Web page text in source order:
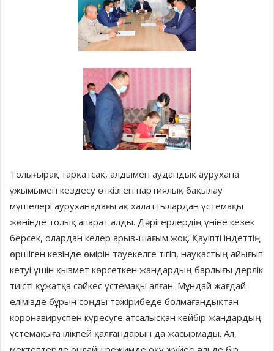
Толығырақ тарқатсақ, алдымен аудандық аурухана
ұжымымен кездесу өткізген партиялық бақылау
мүшелері ауруханадағы ақ халаттылардан үстемақы
жөнінде толық апарат алды. Дәрігерлердің үніне кезек
берсек, олардан келер арыз-шағым жоқ. Қауіпті індеттің
өршіген кезінде өмірін тәуекелге тігіп, науқастың айығып
кетуі үшін қызмет көрсеткен жандардың барлығы дерлік
тиісті құжатқа сәйкес үстемақы алған. Мұндай жағдай
елімізде бұрын соңды тәжірибеде болмағандықтан
коронавируспен күресуге атсалысқан кейбір жандардың
үстемақыға ілікпей қалғандарын да жасырмады. Ал,